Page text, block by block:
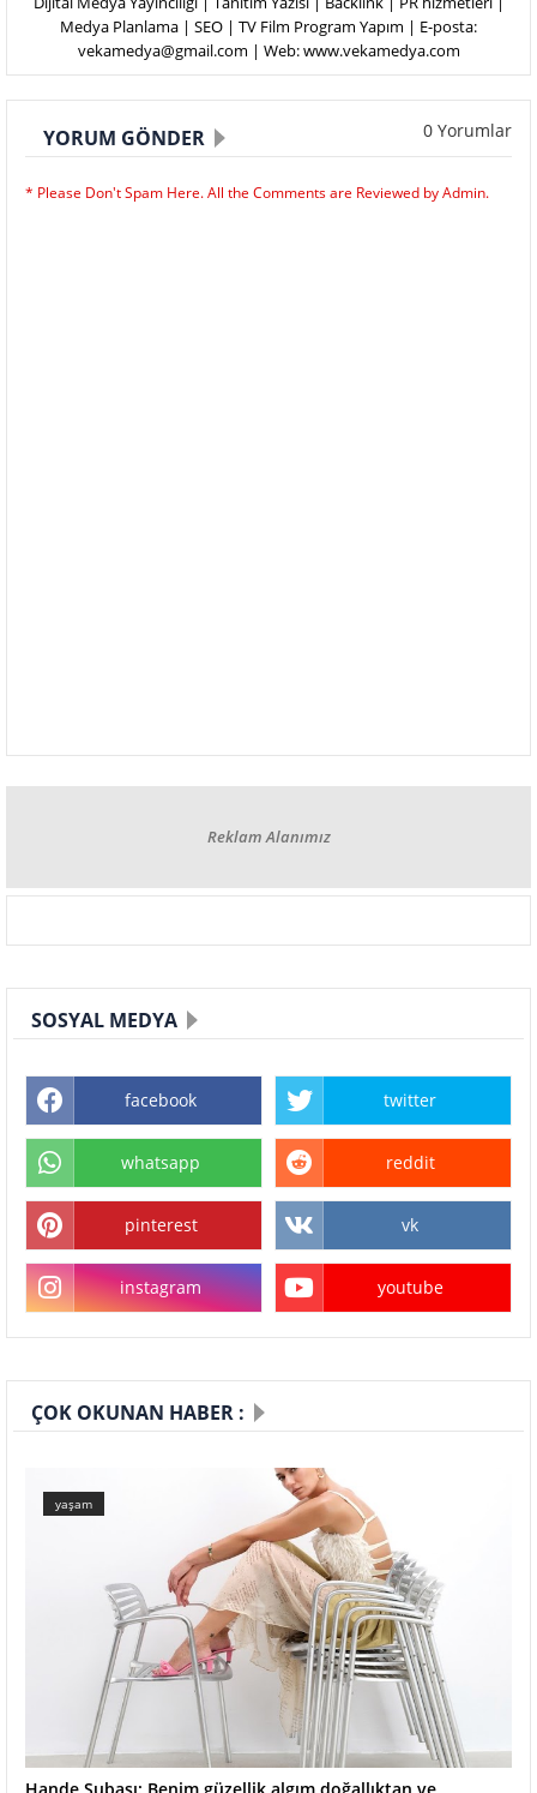
Medya Planlama | SEO | TV Film Program Yapım | E-posta:
vekamedya@gmail.com | Web: www.vekamedya.com
YORUM GÖNDER 0 Yorumlar
* Please Don't Spam Here. All the Comments are Reviewed by Admin.
Reklam Alanımız
SOSYAL MEDYA
facebook twitter
whatsapp reddit
pinterest vk
instagram youtube
ÇOK OKUNAN HABER :
yaşam